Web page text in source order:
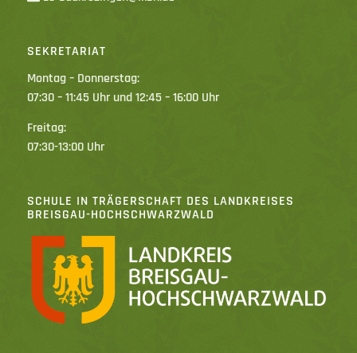
SEKRETARIAT
Montag – Donnerstag:
07:30 – 11:45 Uhr und 12:45 – 16:00 Uhr
Freitag:
07:30-13:00 Uhr
SCHULE IN TRÄGERSCHAFT DES LANDKREISES
BREISGAU-HOCHSCHWARZWALD